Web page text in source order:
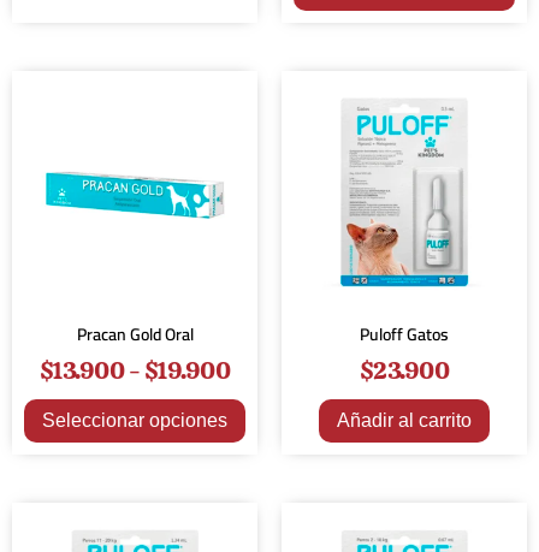
Pracan Gold Oral
$13.900-$19.900
Seleccionar opciones
Puloff Gatos
$23.900
Añadir al carrito